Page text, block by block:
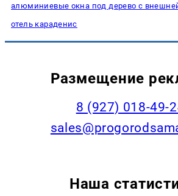
алюминиевые окна под дерево с
отель караденис
Размещение
8 (927) 018-49-
Наша